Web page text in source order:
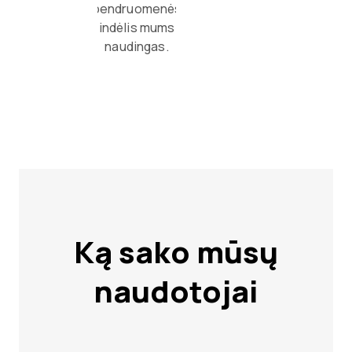
bendruomenės
indėlis mums
naudingas.
Ką sako mūsų
naudotojai